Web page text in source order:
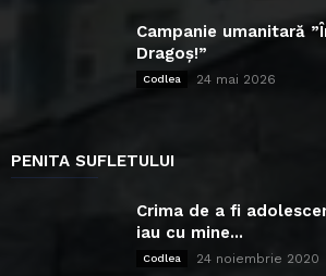
Campanie umanitară
Dragoș!”
Codlea 24 mai 2026
PENITA SUFLETULUI
Crima de a fi
iau cu mine...
Codlea 24 noiembrie 2020